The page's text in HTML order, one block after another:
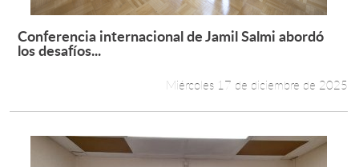
Leer más +
Conferencia internacional de Jamil Salmi abordó
los desafíos...
Miércoles 17 de diciembre de 2025